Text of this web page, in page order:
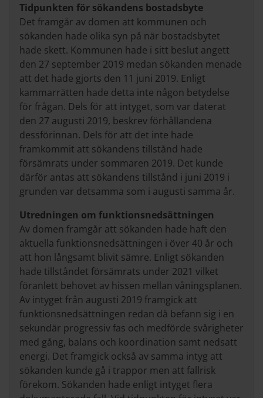
Tidpunkten för sökandens bostadsbyte
Det framgår av domen att kommunen och
sökanden hade olika syn på när bostadsbytet
hade skett. Kommunen hade i sitt beslut angett
den 27 september 2019 medan sökanden menade
att det hade gjorts den 11 juni 2019. Enligt
kammarrätten hade detta inte någon betydelse
för frågan. Dels för att intyget, som var daterat
den 27 augusti 2019, beskrev förhållandena
dessförinnan. Dels för att det inte hade
framkommit att sökandens tillstånd hade
försämrats under sommaren 2019. Det kunde
därför antas att sökandens tillstånd i juni 2019 i
grunden var detsamma som i augusti samma år.
Utredningen om funktionsnedsättningen
Av domen framgår att sökanden hade haft den
aktuella funktionsnedsättningen i över 40 år och
att hon långsamt blivit sämre. Enligt sökanden
hade tillståndet försämrats under 2021 vilket
föranlett behovet av hissen mellan våningsplanen.
Av intyget från augusti 2019 framgick att
funktionsnedsättningen redan då befann sig i en
sekundär progressiv fas och medförde svårigheter
med gång, balans och koordination samt nedsatt
energi. Det framgick också av samma intyg att
sökanden kunde gå i trappor men att fallrisk
förekom. Sökanden hade enligt intyget flera